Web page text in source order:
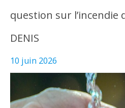
question sur l’incendie
DENIS
10 juin 2026